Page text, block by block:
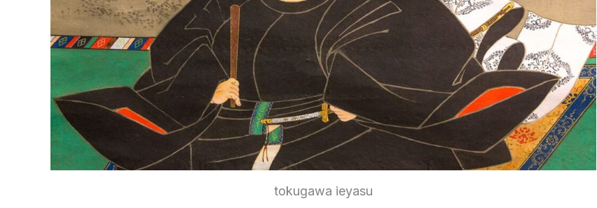
tokugawa ieyasu